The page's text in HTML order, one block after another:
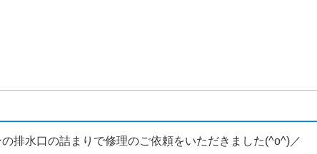
排水口の詰まりで修理のご依頼をいただきました(^o^)／